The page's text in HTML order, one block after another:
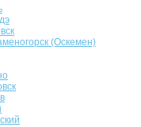
(Оскемен)